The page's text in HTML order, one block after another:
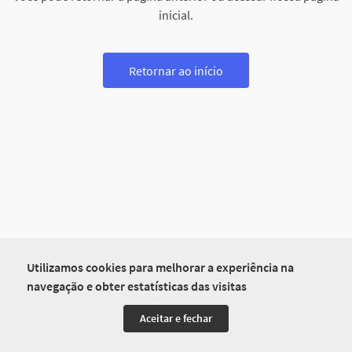
Utilizamos cookies para melhorar a experiência na
navegação e obter estatísticas das visitas
Aceitar e fechar
inicial.
Retornar ao início